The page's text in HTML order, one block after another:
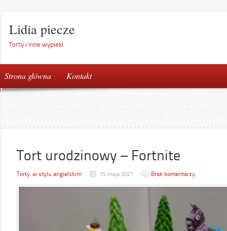
Lidia piecze
Torty i inne wypieki
Strona główna Kontakt
Tort urodzinowy – Fortnite
Torty, w stylu angielskim 15 maja 2021 Brak komentarzy